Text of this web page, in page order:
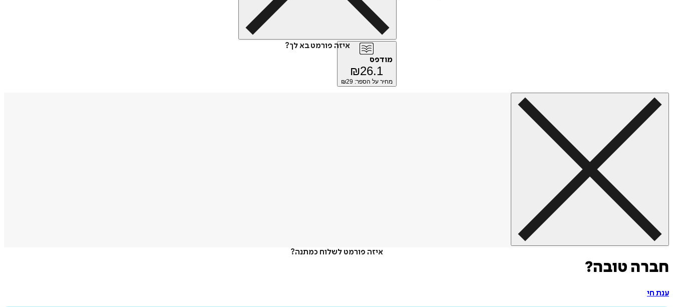
איזה פורמט בא לך?
מודפס
₪26.1
מחיר על הספר: ₪ 29
איזה פורמט לשלוח כמתנה?
חברה טובה?
ענת חי